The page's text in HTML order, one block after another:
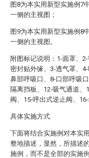
图8为本实用新型实施例7
一侧的主视图；
图9为本实用新型实施例8
一侧的主视图。
附图标记说明：1-面罩、
密封贴外缘、3-透气罩、
鼻部呼吸口、8-口部呼吸
隔离挡板、12-吸气通道、
阀、15-呼出式逆止阀、16-
具体实施方式
下面将结合实施例对本实
整地描述，显然，所描述
施例，而不是全部的实施